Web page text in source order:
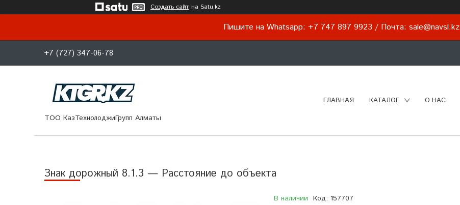
Создать сайт на Satu.kz
Пишите на Whatsapp: +7 747 897 9923 / Почта: sale@navsl.kz
+7 (727) 347-06-78
ТОО КазТехнолоджиГрупп Алматы
ГЛАВНАЯ КАТАЛОГ О НАС
Знак дорожный 8.1.3 — Расстояние до объекта
В наличии Код: 157707